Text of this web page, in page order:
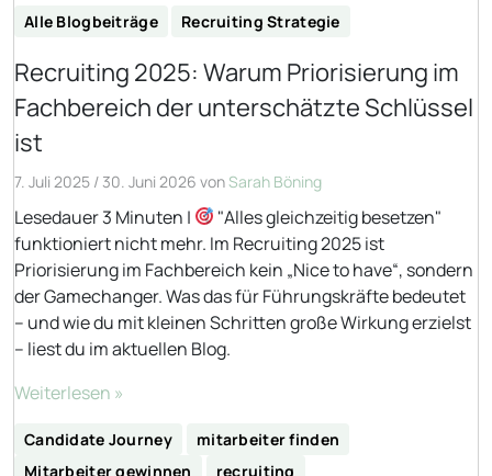
Alle Blogbeiträge Recruiting Strategie
Recruiting 2025: Warum Priorisierung im
Fachbereich der unterschätzte Schlüssel
ist
7. Juli 2025 / 30. Juni 2026 vonSarah Böning
Lesedauer 3 Minuten |
"Alles gleichzeitig besetzen"
funktioniert nicht mehr. Im Recruiting 2025 ist
Priorisierung im Fachbereich kein „Nice to have“, sondern
der Gamechanger. Was das für Führungskräfte bedeutet
– und wie du mit kleinen Schritten große Wirkung erzielst
– liest du im aktuellen Blog.
Weiterlesen »
Candidate Journey
mitarbeiter finden
Mitarbeiter gewinnen
recruiting